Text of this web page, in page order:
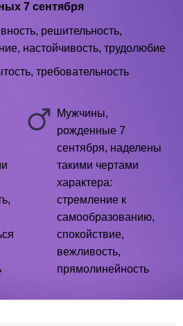
7 сентября
решительность,
настойчивость, трудолюбие
требовательность
Мужчины,
рожденные 7
сентября, наделены
такими чертами
характера:
стремление к
самообразованию,
спокойствие,
вежливость,
прямолинейность